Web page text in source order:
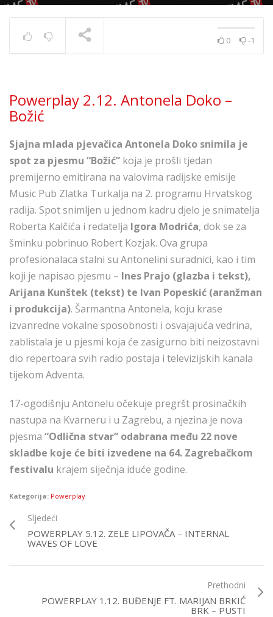
0 -1
Powerplay 2.12. Antonela Doko –
Božić
Sjajna mlada pjevačica Antonela Doko snimila je
spot za pjesmu “Božić” koja je prošli tjedan
premijerno emitirana na valovima radijske emisije
Music Pub Zlatka Turkalja na 2. programu Hrvatskog
radija. Spot snimljen u jednom kadru djelo je snimatelja
Roberta Kalčića i redatelja Igora Modrića, dok se za
šminku pobrinuo Robert Kozjak. Ova grupa
profesionalaca stalni su Antonelini suradnici, kao i tim
koji je napisao pjesmu – Ines Prajo (glazba i tekst),
Arijana Kunštek (tekst) te Ivan Popeskić (aranžman
i produkcija). Šarmantna Antonela, koju krase
izvanredne vokalne sposobnosti i osvajajuća vedrina,
zablistala je u pjesmi koja će zasigurno biti neizostavni
dio repertoara svih radio postaja i televizijskih kanala
tijekom Adventa.
17-ogodišnju Antonelu očekuje pregršt prosinačkih
nastupa na Kvarneru i u Zagrebu, a njezina je nova
pjesma “Odlična stvar” odabrana među 22 nove
skladbe koje će biti izvedene na 64. Zagrebačkom
festivalu krajem siječnja iduće godine.
Kategorija: Powerplay
Sljedeći
POWERPLAY 5.12. ZELE LIPOVAČA – INTERNAL
WAVES OF LOVE
Prethodni
POWERPLAY 1.12. BUĐENJE FT. MARIJAN BRKIĆ
BRK – PUSTI